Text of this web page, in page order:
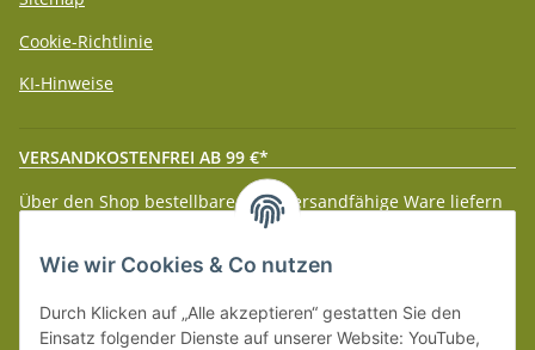
Cookie-Richtlinie
KI-Hinweise
VERSANDKOSTENFREI AB 99 €*
Über den Shop bestellbare paketversandfähige Ware liefern
wir innerhalb Deutschland (Festland) ab 99 € * Warenwert
versandkostenfrei.
Weitere Versanddetails entnehmen Sie bitte unserenLiefer-
und Zahlungsbedingungen.
Wie wir Cookies & Co nutzen
Durch Klicken auf „Alle akzeptieren“ gestatten Sie den
Einsatz folgender Dienste auf unserer Website: YouTube,